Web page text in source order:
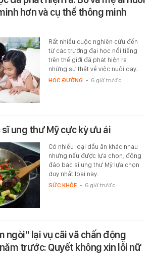
hơn và cụ thể thông minh
Rất nhiều cuộc nghiên cứu đến
từ các trường đại học nổi tiếng
trên thế giới đã phát hiện ra
những sự thật về việc nuôi dạy…
HỌC ĐƯỜNG - 6 giờ trước
sĩ ung thư Mỹ cực kỳ ưu ái
Có nhiều loại dầu ăn khác nhau
nhưng nếu được lựa chọn, đông
đảo bác sĩ ung thư Mỹ lựa chọn
duy nhất loại này.
SỨC KHỎE - 6 giờ trước
ngòi" lại vụ cãi vã chấn động
trước: Quyết không xin lỗi nữ